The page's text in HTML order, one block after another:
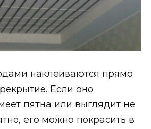
наклеиваются прямо
Если оно
пятна или выглядит не
его можно покрасить в